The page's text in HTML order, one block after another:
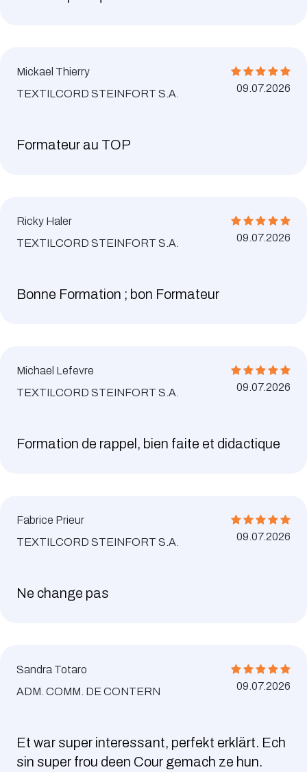
Mickael Thierry
TEXTILCORD STEINFORT S.A.
09.07.2026
Formateur au TOP
Ricky Haler
TEXTILCORD STEINFORT S.A.
09.07.2026
Bonne Formation ; bon Formateur
Michael Lefevre
TEXTILCORD STEINFORT S.A.
09.07.2026
Formation de rappel, bien faite et didactique
Fabrice Prieur
TEXTILCORD STEINFORT S.A.
09.07.2026
Ne change pas
Sandra Totaro
ADM. COMM. DE CONTERN
09.07.2026
Et war super interessant, perfekt erklärt. Ech
sin super frou deen Cour gemach ze hun.